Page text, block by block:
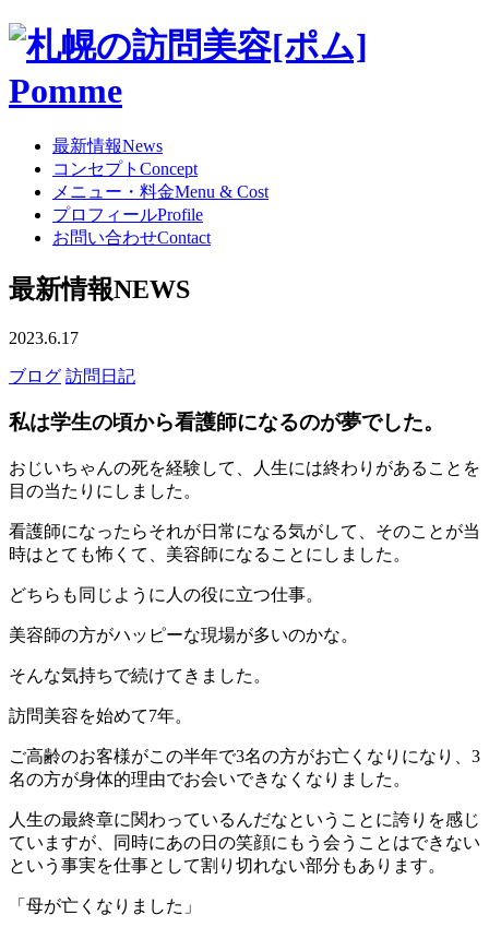
最新情報News
コンセプト Concept
メニュー・料金Menu & Cost
プロフィールProfile
お問い合わせContact
最新情報NEWS
2023.6.17
ブログ 訪問日記
私は学生の頃から看護師になるのが夢でした。
おじいちゃんの死を経験して、人生には終わりがあることを
目の当たりにしました。
看護師になったらそれが日常になる気がして、そのことが当
時はとても怖くて、美容師になることにしました。
どちらも同じように人の役に立つ仕事。
美容師の方がハッピーな現場が多いのかな。
そんな気持ちで続けてきました。
訪問美容を始めて7年。
ご高齢のお客様がこの半年で3名の方がお亡くなりになり、3
名の方が身体的理由でお会いできなくなりました。
人生の最終章に関わっているんだなということに誇りを感じ
ていますが、同時にあの日の笑顔にもう会うことはできない
という事実を仕事として割り切れない部分もあります。
「母が亡くなりました」